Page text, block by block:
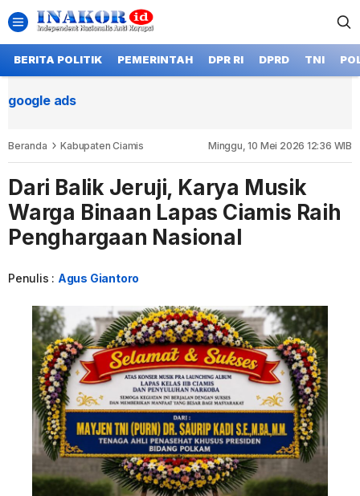
BERITA POLITIK PEMERINTAH DPR RI DPRD TNI
google ads
Beranda Kabupaten Ciamis Minggu, 10 Mei 2026 12:36 WIB
Dari Balik Jeruji, Karya Musik
Warga Binaan Lapas Ciamis Raih
Penghargaan Nasional
Penulis : Agus Giantoro